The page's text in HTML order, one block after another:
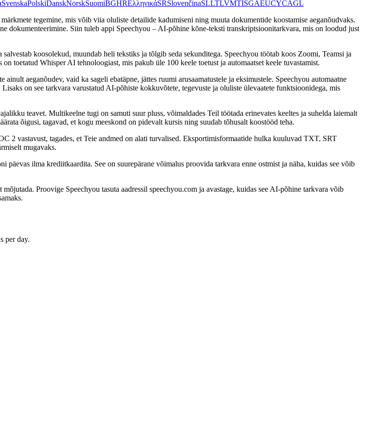
SvenskaPolskiDanskNorskSuomiBGHRΕλληνικάSRSlovenčinaSLLTLVMTISGAEUCYCAGL
tegemine, mis võib viia oluliste detailide kadumiseni ning muuta dokumentide koostamise aeganõudvaks.
dokumenteerimine. Siin tuleb appi Speechyou – AI-põhine kõne-teksti transkriptsioonitarkvara, mis on loodud just
koosolekud, muundab heli tekstiks ja tõlgib seda sekunditega. Speechyou töötab koos Zoomi, Teamsi ja
toetatud Whisper AI tehnoloogiast, mis pakub üle 100 keele toetust ja automaatset keele tuvastamist.
aeganõudev, vaid ka sageli ebatäpne, jättes ruumi arusaamatustele ja eksimustele. Speechyou automaatne
on see tarkvara varustatud AI-põhiste kokkuvõtete, tegevuste ja oluliste ülevaatete funktsioonidega, mis
teavet. Multikeelne tugi on samuti suur pluss, võimaldades Teil töötada erinevates keeltes ja suhelda laiemalt
õigusi, tagavad, et kogu meeskond on pidevalt kursis ning suudab tõhusalt koostööd teha.
2 vastavust, tagades, et Teie andmed on alati turvalised. Eksportimisformaatide hulka kuuluvad TXT, SRT
mugavaks.
päevas ilma krediitkaardita. See on suurepärane võimalus proovida tarkvara enne ostmist ja näha, kuidas see võib
Proovige Speechyou tasuta aadressil speechyou.com ja avastage, kuidas see AI-põhine tarkvara võib
per day.